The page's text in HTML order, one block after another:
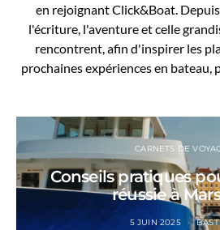
en rejoignant Click&Boat.
l'écriture, l'aventure et celle
rencontrent, afin d'inspirer les
prochaines expériences en bateau,
CARNETS DE
Conseils pratiques
réussie à
5 JUIN 2025